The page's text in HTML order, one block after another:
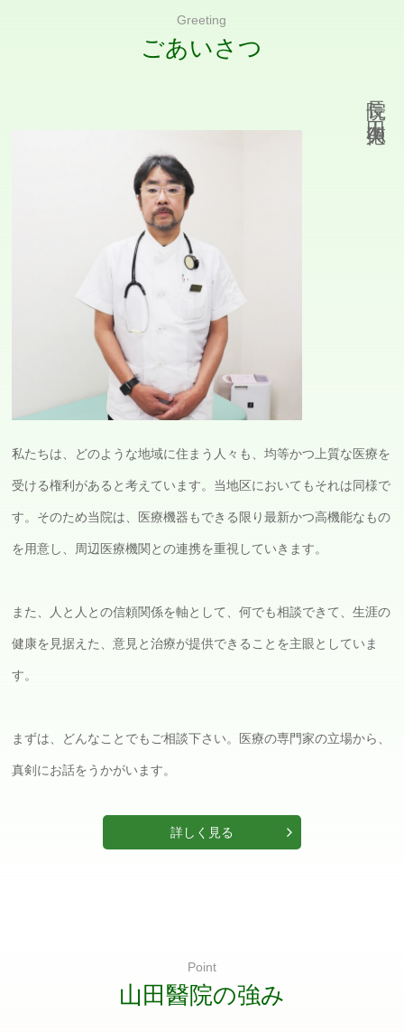
Greeting
ごあいさつ
私たちは、どのような地域に住まう人々も、均等かつ上質な医療を
受ける権利があると考えています。当地区においてもそれは同様で
す。そのため当院は、医療機器もできる限り最新かつ高機能なもの
を用意し、周辺医療機関との連携を重視していきます。
また、人と人との信頼関係を軸として、何でも相談できて、生涯の
健康を見据えた、意見と治療が提供できることを主眼としていま
す。
まずは、どんなことでもご相談下さい。医療の専門家の立場から、
真剣にお話をうかがいます。
詳しく見る
院長 山田 徳久
Point
山田醫院の強み